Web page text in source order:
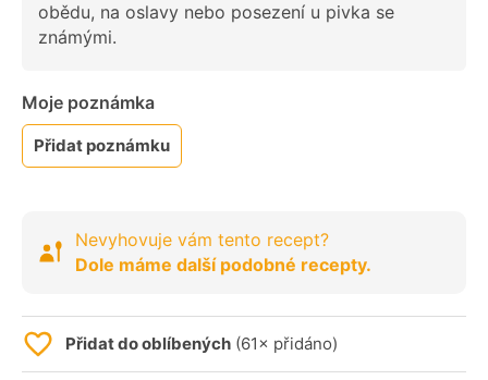
obědu, na oslavy nebo posezení u pivka se
známými.
Moje poznámka
Přidat poznámku
Nevyhovuje vám tento recept?
Dole máme další podobné recepty.
Přidat do oblíbených (61× přidáno)